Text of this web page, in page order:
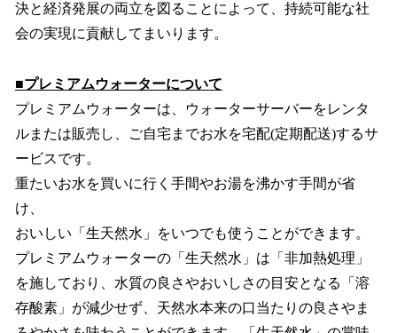
決と経済発展の両立を図ることによって、持続可能な社
会の実現に貢献してまいります。
■プレミアムウォーターについて
プレミアムウォーターは、ウォーターサーバーをレンタ
ルまたは販売し、ご自宅までお水を宅配(定期配送)するサ
ービスです。
重たいお水を買いに行く手間やお湯を沸かす手間が省
け、
おいしい「生天然水」をいつでも使うことができます。
プレミアムウォーターの「生天然水」は「非加熱処理」
を施しており、水質の良さやおいしさの目安となる「溶
存酸素」が減少せず、天然水本来の口当たりの良さやま